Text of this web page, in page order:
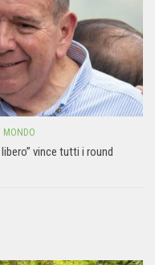
MONDO
vince tutti i round